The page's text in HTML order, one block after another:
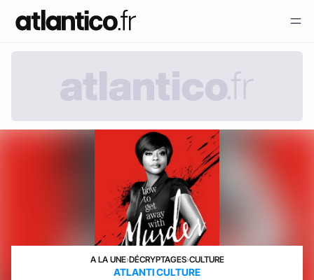
A LA UNE›DÉCRYPTAGES›CULTURE
ATLANTI CULTURE